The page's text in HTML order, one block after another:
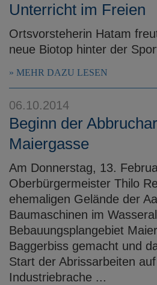
Unterricht im Freien
Ortsvorsteherin Hatam
neue Biotop hinter der
MEHR DAZU LESEN
06.10.2014
Beginn der
Maiergasse
Am Donnerstag, 13.
Oberbürgermeister Thilo
ehemaligen Gelände der
Baumaschinen im
Bebauungsplangebiet
Baggerbiss gemacht und
Start der Abrissarbeiten
Industriebrache ...